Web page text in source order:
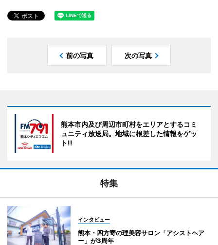
前の写真 次の写真
熊本市内及び周辺市町村をエリアとするコミ
ュニティ放送局。地域に根差した情報をゲッ
ト!!
特集
インタビュー
熊本・四方寄の理美容サロン「アシストヘア
ー」が3周年